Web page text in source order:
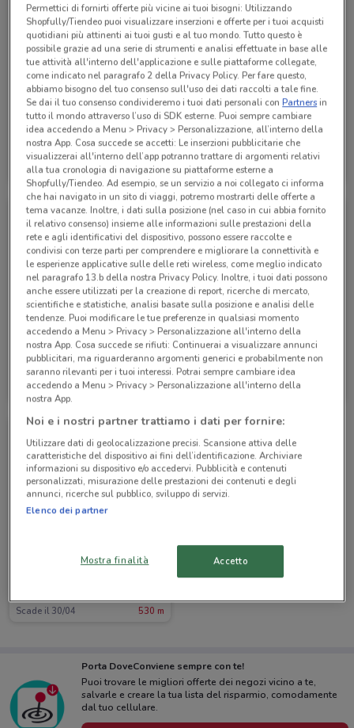
Eden Viaggi
Scade il 30/04 530 m
Eden Viaggi
Scade il 30/04
Eden Viaggi
Scade il 30/04 530 m
Eden Viaggi
Scade il 31/10
Scade il 30/04 530 m
Porta DoveConviene sempre con te!
Puoi trovare le migliori offerte dei negozi vicino a te,
salvarle e creare la tua lista del risparmio, comodamente
dal tuo cellulare.
Permettici di fornirti offerte più vicine ai tuoi bisogni: Utilizzando
Shopfully/Tiendeo puoi visualizzare inserzioni e offerte per i tuoi acquisti
quotidiani più attinenti ai tuoi gusti e al tuo mondo. Tutto questo è
possibile grazie ad una serie di strumenti e analisi effettuate in base alle
tue attività all'interno dell'applicazione e sulle piattaforme collegate,
come indicato nel paragrafo 2 della Privacy Policy. Per fare questo,
abbiamo bisogno del tuo consenso sull'uso dei dati raccolti a tale fine.
Se dai il tuo consenso condivideremo i tuoi dati personali conPartnersin
tutto il mondo attraverso l’uso di SDK esterne. Puoi sempre cambiare
idea accedendo a Menu > Privacy > Personalizzazione, all’interno della
nostra App. Cosa succede se accetti: Le inserzioni pubblicitarie che
visualizzerai all'interno dell’app potranno trattare di argomenti relativi
alla tua cronologia di navigazione su piattaforme esterne a
Shopfully/Tiendeo. Ad esempio, se un servizio a noi collegato ci informa
che hai navigato in un sito di viaggi, potremo mostrarti delle offerte a
tema vacanze. Inoltre, i dati sulla posizione (nel caso in cui abbia fornito
il relativo consenso) insieme alle informazioni sulle prestazioni della
rete e agli identificativi del dispositivo, possono essere raccolte e
condivisi con terze parti per comprendere e migliorare la connettività e
le esperienze applicative sulle delle reti wireless, come meglio indicato
nel paragrafo 13.b della nostra Privacy Policy. Inoltre, i tuoi dati possono
anche essere utilizzati per la creazione di report, ricerche di mercato,
scientifiche e statistiche, analisi basate sulla posizione e analisi delle
tendenze. Puoi modificare le tue preferenze in qualsiasi momento
accedendo a Menu > Privacy > Personalizzazione all'interno della
nostra App. Cosa succede se rifiuti: Continuerai a visualizzare annunci
pubblicitari, ma riguarderanno argomenti generici e probabilmente non
saranno rilevanti per i tuoi interessi. Potrai sempre cambiare idea
accedendo a Menu > Privacy > Personalizzazione all'interno della
nostra App.
Noi e i nostri partner trattiamo i dati per fornire:
Utilizzare dati di geolocalizzazione precisi. Scansione attiva delle
caratteristiche del dispositivo ai fini dell’identificazione. Archiviare
informazioni su dispositivo e/o accedervi. Pubblicità e contenuti
personalizzati, misurazione delle prestazioni dei contenuti e degli
annunci, ricerche sul pubblico, sviluppo di servizi.
Elenco dei partner
Mostra finalità Accetto